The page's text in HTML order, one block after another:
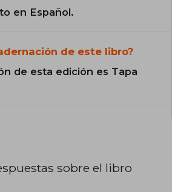
en Español.
de este libro?
de esta edición es Tapa
sobre el libro